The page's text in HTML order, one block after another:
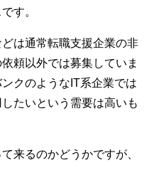
す。
は通常転職支援企業の非
頼以外では募集していま
クのようなIT系企業では
たいという需要は高いも
来るのかどうかですが、